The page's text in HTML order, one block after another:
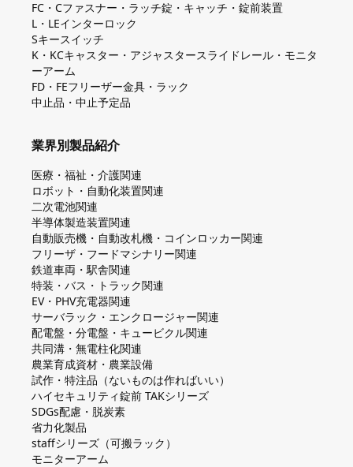
FC・Cファスナー・ラッチ錠・キャッチ・錠前装置
L・LEインターロック
Sキースイッチ
K・KCキャスター・アジャスタースライドレール・モニタ
ーアーム
FD・FEフリーザー金具・ラック
中止品・中止予定品
業界別製品紹介
医療・福祉・介護関連
ロボット・自動化装置関連
二次電池関連
半導体製造装置関連
自動販売機・自動改札機・コインロッカー関連
フリーザ・フードマシナリー関連
鉄道車両・駅舎関連
特装・バス・トラック関連
EV・PHV充電器関連
サーバラック・エンクロージャー関連
配電盤・分電盤・キュービクル関連
共同溝・無電柱化関連
農業育成資材・農業設備
試作・特注品（ないものは作ればいい）
ハイセキュリティ錠前 TAKシリーズ
SDGs配慮・脱炭素
省力化製品
staffシリーズ（可搬ラック）
モニターアーム